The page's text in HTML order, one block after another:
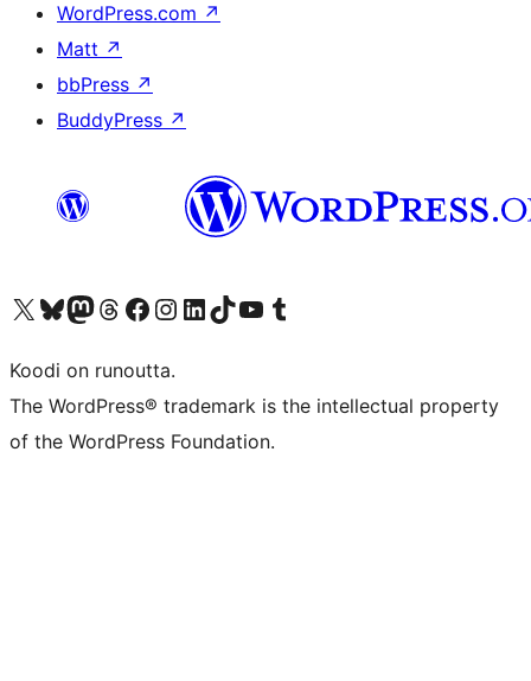
WordPress.com ↗
Matt ↗
bbPress ↗
BuddyPress ↗
Visit our X (formerly Twitter) account
Visit our Bluesky account
Visit our Mastodon account
Visit our Threads account
Visit our Facebook page
Visit our Instagram account
Visit our LinkedIn account
Visit our TikTok account
Näytä YouTube-kanava
Visit our Tumblr account
Koodi on runoutta.
The WordPress® trademark is the intellectual property
of the WordPress Foundation.